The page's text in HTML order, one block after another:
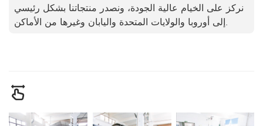
نركز على الخيام عالية الجودة، ونصدر منتجاتنا بشكل رئيسي
إلى أوروبا والولايات المتحدة واليابان وغيرها من الأماكن.